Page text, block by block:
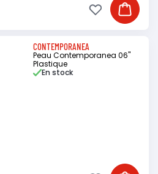
Ajouter
Ajouter à ma
CONTEMPORANEA
Peau Contemporanea 06"
Plastique
En stock